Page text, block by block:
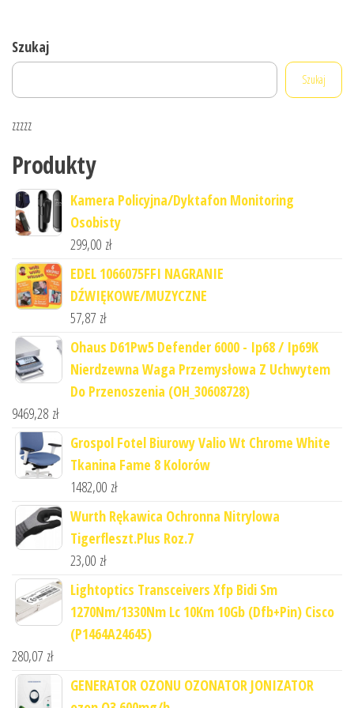
Szukaj
Szukaj
zzzzz
Produkty
Kamera Policyjna/Dyktafon Monitoring
Osobisty
299,00 zł
EDEL 1066075FFI NAGRANIE
DŹWIĘKOWE/MUZYCZNE
57,87 zł
Ohaus D61Pw5 Defender 6000 - Ip68 / Ip69K
Nierdzewna Waga Przemysłowa Z Uchwytem
Do Przenoszenia (OH_30608728)
9469,28 zł
Grospol Fotel Biurowy Valio Wt Chrome White
Tkanina Fame 8 Kolorów
1482,00 zł
Wurth Rękawica Ochronna Nitrylowa
Tigerfleszt.Plus Roz.7
23,00 zł
Lightoptics Transceivers Xfp Bidi Sm
1270Nm/1330Nm Lc 10Km 10Gb (Dfb+Pin) Cisco
(P1464A24645)
280,07 zł
GENERATOR OZONU OZONATOR JONIZATOR